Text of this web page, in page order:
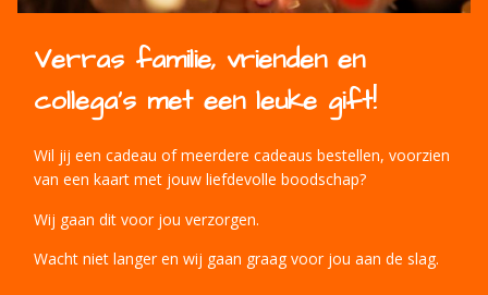
Verras familie, vrienden en
collega's met een leuke gift!
Wil jij een cadeau of meerdere cadeaus bestellen, voorzien
van een kaart met jouw liefdevolle boodschap?
Wij gaan dit voor jou verzorgen.
Wacht niet langer en wij gaan graag voor jou aan de slag.